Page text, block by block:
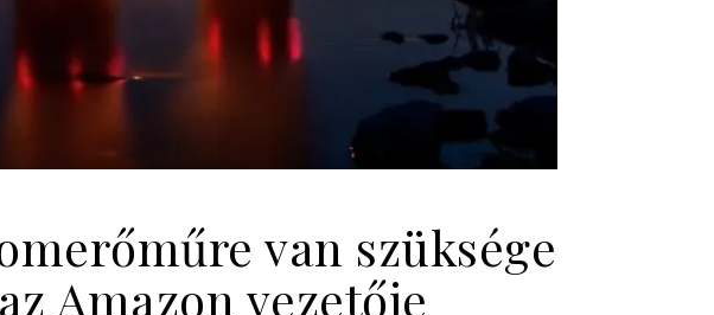
van szüksége
Amazon vezetője